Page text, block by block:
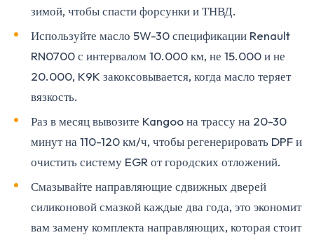
зимой, чтобы спасти форсунки и ТНВД.
Используйте масло 5W-30 спецификации Renault
RN0700 с интервалом 10.000 км, не 15.000 и не
20.000, K9K закоксовывается, когда масло теряет
вязкость.
Раз в месяц вывозите Kangoo на трассу на 20-30
минут на 110-120 км/ч, чтобы регенерировать DPF и
очистить систему EGR от городских отложений.
Смазывайте направляющие сдвижных дверей
силиконовой смазкой каждые два года, это экономит
вам замену комплекта направляющих, которая стоит